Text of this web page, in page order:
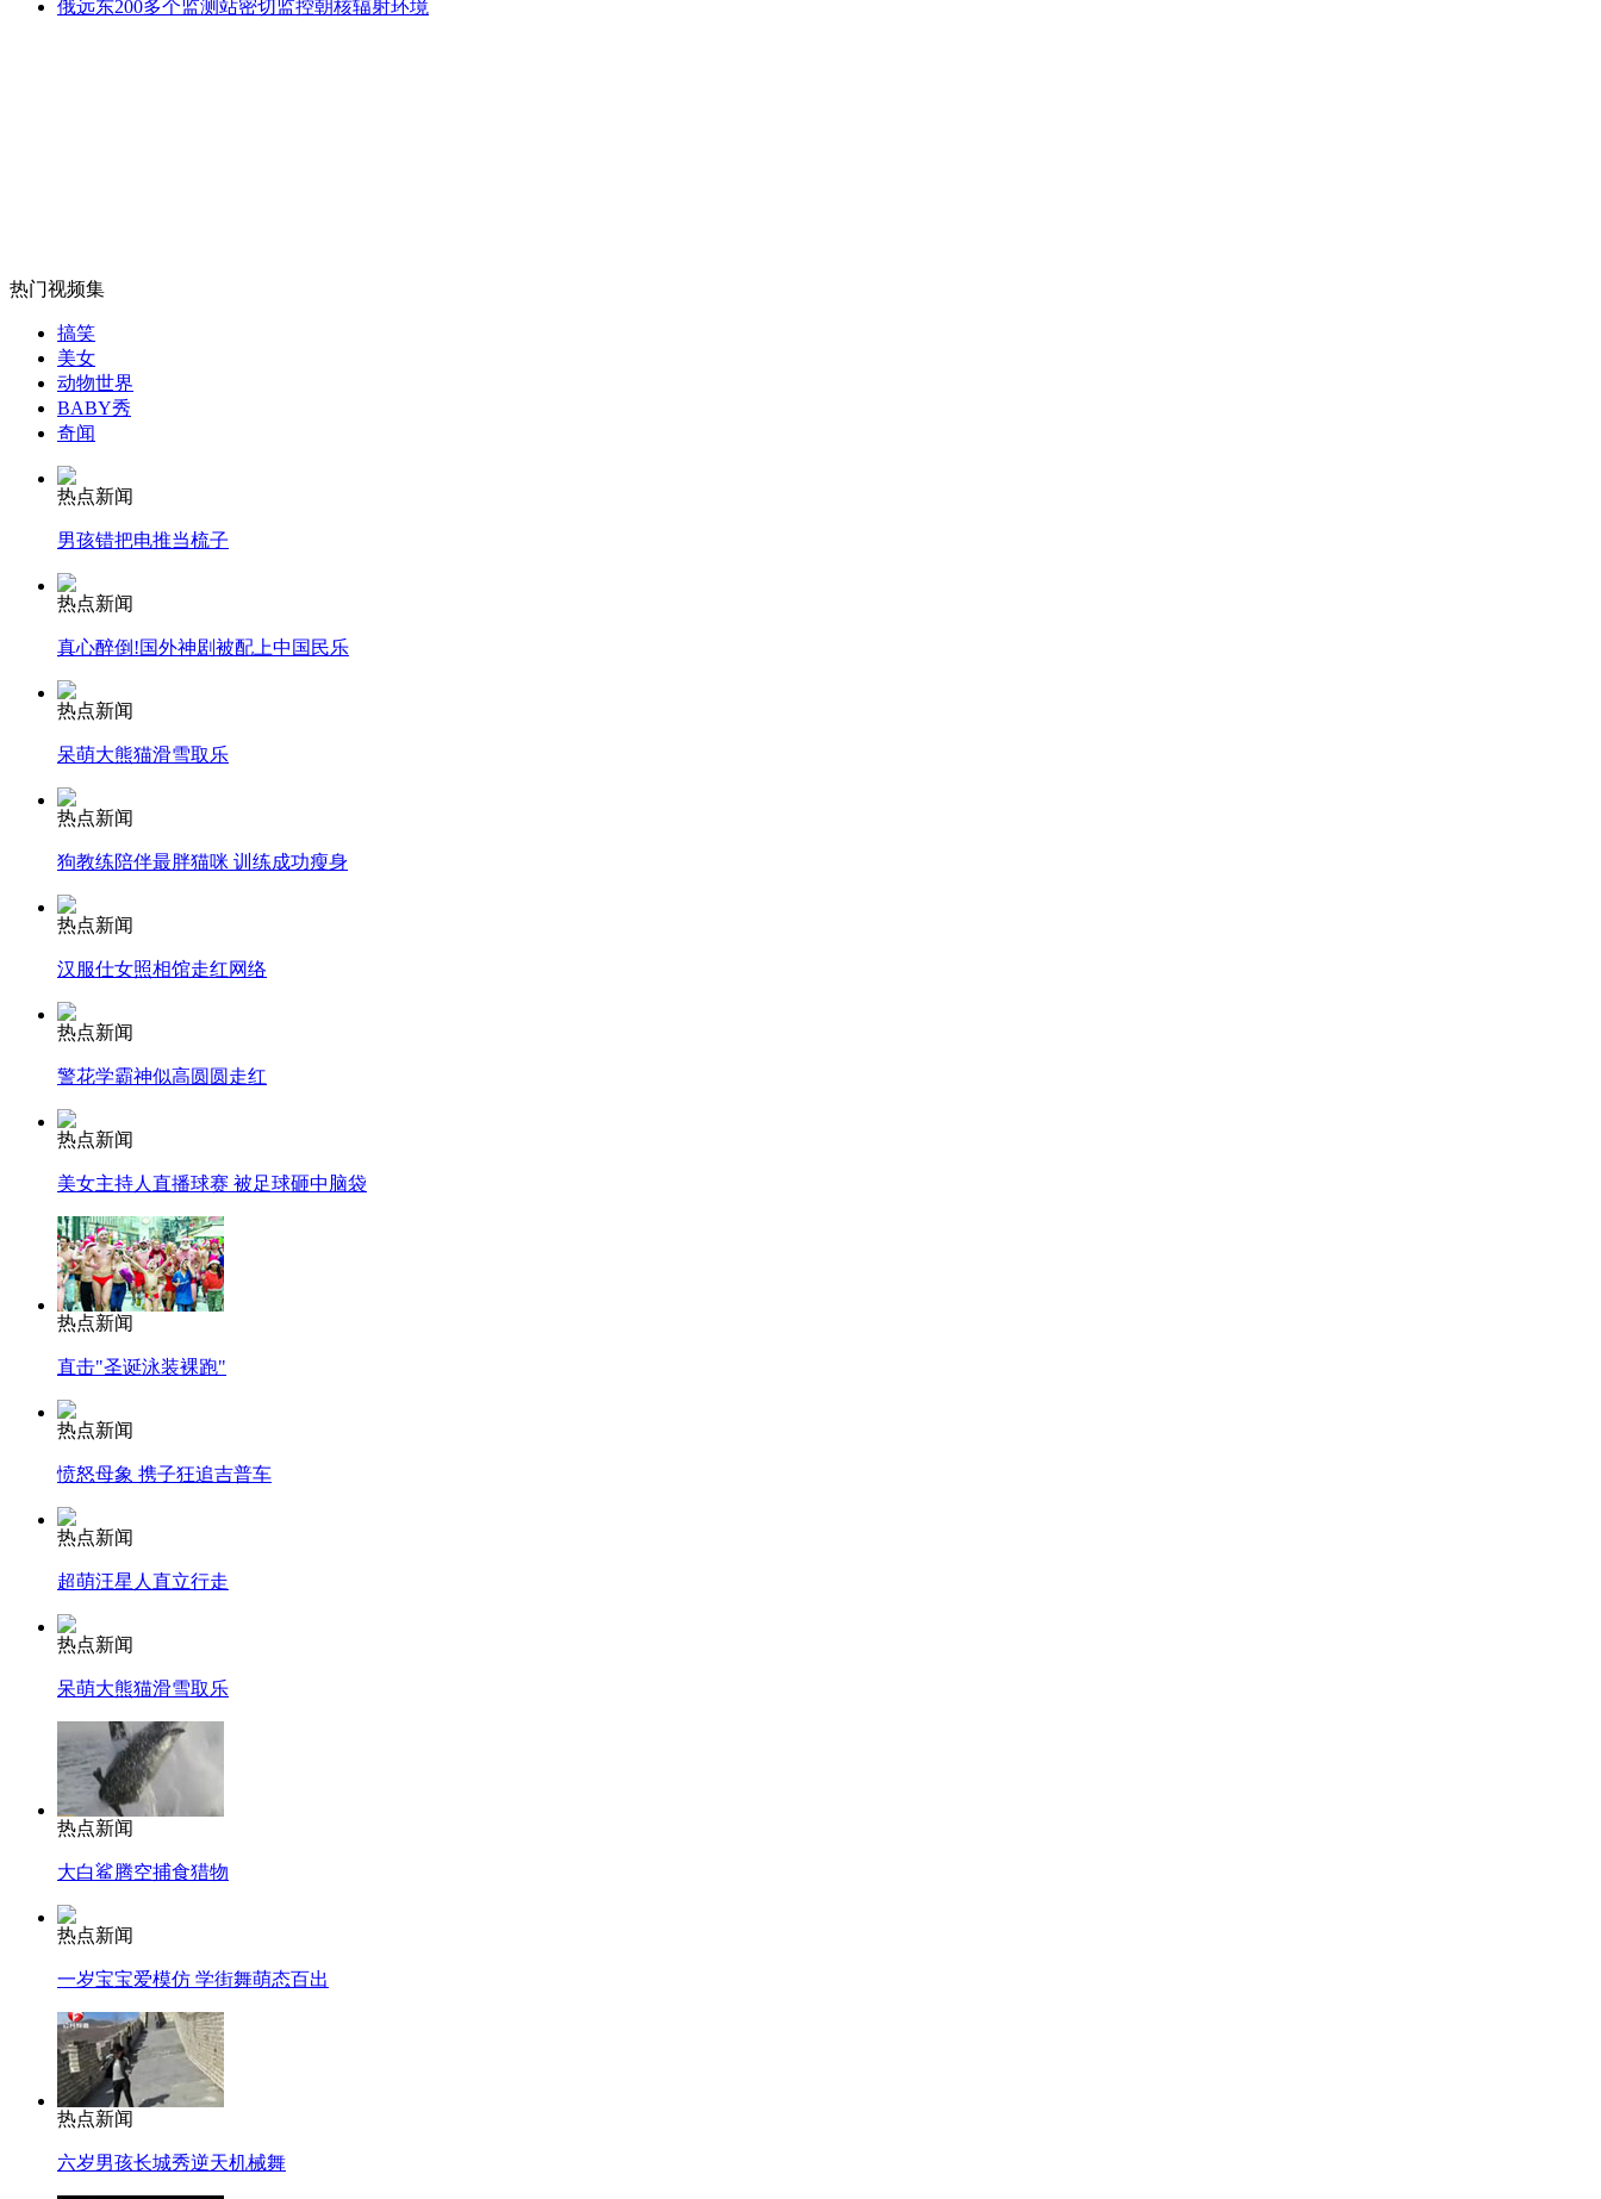
女孩北京地铁殴打老人 痛下狠手拳打脚踢
无痛分娩是否安全 医生回应
外交部：有关国家言论片面不公正
安徽一实载49人客车翻车
走！跟着总书记去植树
消防员救轻生者 花炮节热闹非凡 减压"枕头大战"
纽约上演“枕头大战”
司机酒驾遇交警 急速倒车逃窜
俄远东200多个监测站密切监控朝核辐射环境
热门视频集
搞笑
美女
动物世界
BABY秀
奇闻
热点新闻
男孩错把电推当梳子
热点新闻
真心醉倒!国外神剧被配上中国民乐
热点新闻
呆萌大熊猫滑雪取乐
热点新闻
狗教练陪伴最胖猫咪 训练成功瘦身
热点新闻
汉服仕女照相馆走红网络
热点新闻
警花学霸神似高圆圆走红
热点新闻
美女主持人直播球赛 被足球砸中脑袋
热点新闻
直击"圣诞泳装裸跑"
热点新闻
愤怒母象 携子狂追吉普车
热点新闻
超萌汪星人直立行走
热点新闻
呆萌大熊猫滑雪取乐
热点新闻
大白鲨腾空捕食猎物
热点新闻
一岁宝宝爱模仿 学街舞萌态百出
热点新闻
六岁男孩长城秀逆天机械舞